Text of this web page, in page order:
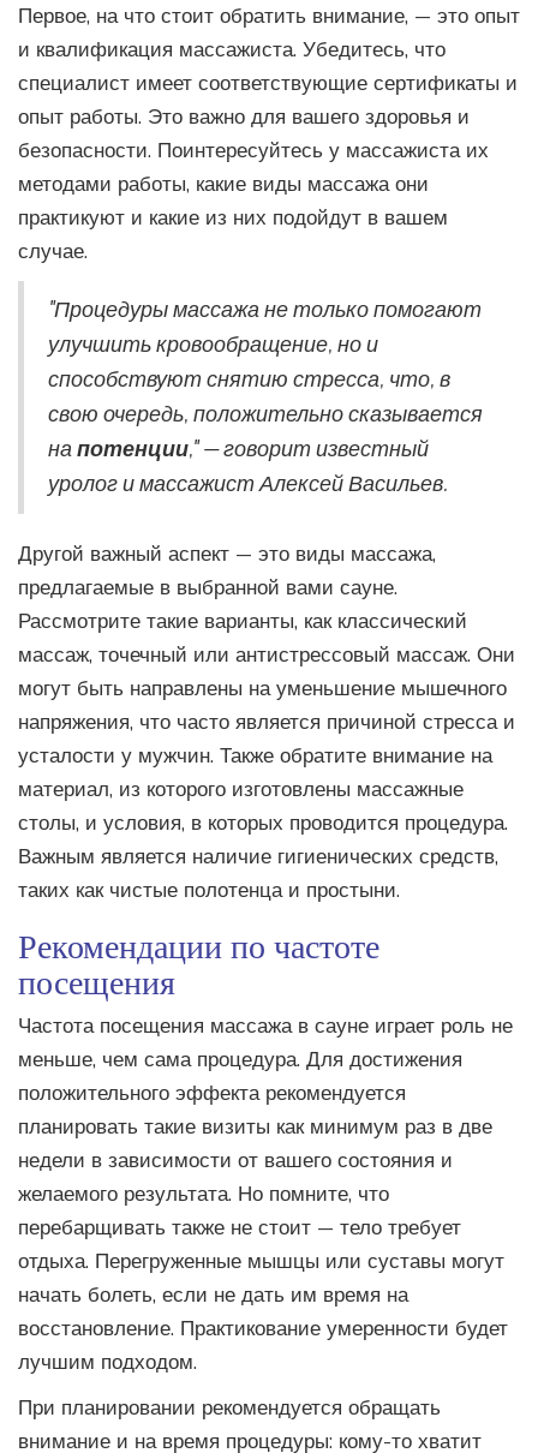
Первое, на что стоит обратить внимание, — это опыт
и квалификация массажиста. Убедитесь, что
специалист имеет соответствующие сертификаты и
опыт работы. Это важно для вашего здоровья и
безопасности. Поинтересуйтесь у массажиста их
методами работы, какие виды массажа они
практикуют и какие из них подойдут в вашем
случае.
"Процедуры массажа не только помогают
улучшить кровообращение, но и
способствуют снятию стресса, что, в
свою очередь, положительно сказывается
напотенции," — говорит известный
уролог и массажист Алексей Васильев.
Другой важный аспект — это виды массажа,
предлагаемые в выбранной вами сауне.
Рассмотрите такие варианты, как классический
массаж, точечный или антистрессовый массаж. Они
могут быть направлены на уменьшение мышечного
напряжения, что часто является причиной стресса и
усталости у мужчин. Также обратите внимание на
материал, из которого изготовлены массажные
столы, и условия, в которых проводится процедура.
Важным является наличие гигиенических средств,
таких как чистые полотенца и простыни.
Рекомендации по частоте
посещения
Частота посещения массажа в сауне играет роль не
меньше, чем сама процедура. Для достижения
положительного эффекта рекомендуется
планировать такие визиты как минимум раз в две
недели в зависимости от вашего состояния и
желаемого результата. Но помните, что
перебарщивать также не стоит — тело требует
отдыха. Перегруженные мышцы или суставы могут
начать болеть, если не дать им время на
восстановление. Практикование умеренности будет
лучшим подходом.
При планировании рекомендуется обращать
внимание и на время процедуры: кому-то хватит